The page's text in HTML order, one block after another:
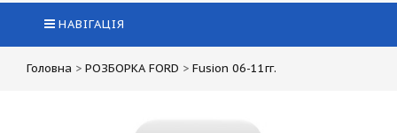
НАВІГАЦІЯ
Головна > РОЗБОРКА FORD > Fusion 06-11гг.